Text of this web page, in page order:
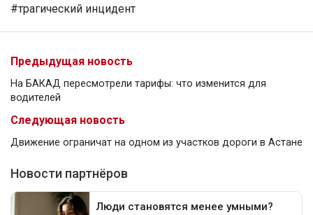
#трагический инцидент
Предыдущая новость
На БАКАД пересмотрели тарифы: что изменится для
водителей
Следующая новость
Движение ограничат на одном из участков дороги в Астане